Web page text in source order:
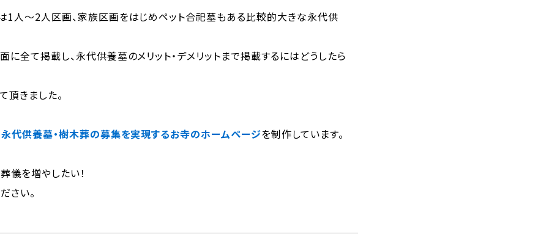
1人〜2人区画、家族区画をはじめペット合祀墓もある比較的大きな永代供
に全て掲載し、永代供養墓のメリット・デメリットまで掲載するにはどうしたら
頂きました。
永代供養墓・樹木葬の募集を実現するお寺のホームページを制作しています。
儀を増やしたい！
さい。